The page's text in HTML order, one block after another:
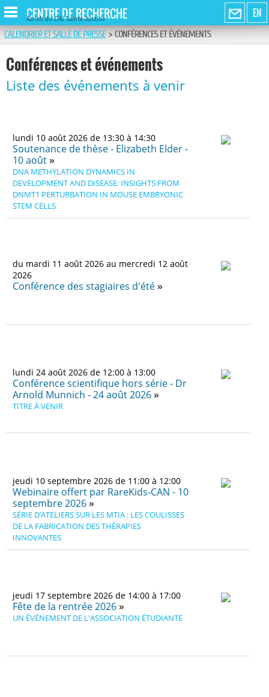
EN
CENTRE DE RECHERCHE
Azrieli du CHU Sainte-Justine
CALENDRIER ET SALLE DE PRESSE>CONFÉRENCES ET ÉVÉNEMENTS
Conférences et événements
Liste des événements à venir
lundi 10 août 2026 de 13:30 à 14:30
Soutenance de thèse - Elizabeth Elder -
10 août
DNA METHYLATION DYNAMICS IN
DEVELOPMENT AND DISEASE: INSIGHTS FROM
DNMT1 PERTURBATION IN MOUSE EMBRYONIC
STEM CELLS
du mardi 11 août 2026 au mercredi 12 août
2026
Conférence des stagiaires d'été
lundi 24 août 2026 de 12:00 à 13:00
Conférence scientifique hors série - Dr
Arnold Munnich - 24 août 2026
TITRE À VENIR
jeudi 10 septembre 2026 de 11:00 à 12:00
Webinaire offert par RareKids-CAN - 10
septembre 2026
SÉRIE D’ATELIERS SUR LES MTIA : LES COULISSES
DE LA FABRICATION DES THÉRAPIES
INNOVANTES
jeudi 17 septembre 2026 de 14:00 à 17:00
Fête de la rentrée 2026
UN ÉVÉNEMENT DE L'ASSOCIATION ÉTUDIANTE